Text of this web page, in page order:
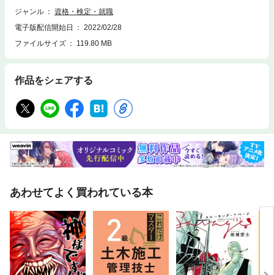
内容にも使える解答テクニックを紹介しています。 ◇アプリ版◇ 本書の内
直前期の総仕上げなど、本書と併せて活用することで、合格力をさらに高
めることができます。 ぜひご利用ください。 ＊Google PlayまたはApp St
ジャンル
資格・検定・就職
電子版配信開始日
2022/02/28
ファイルサイズ
119.80 MB
作品をシェアする
あわせてよく買われている本